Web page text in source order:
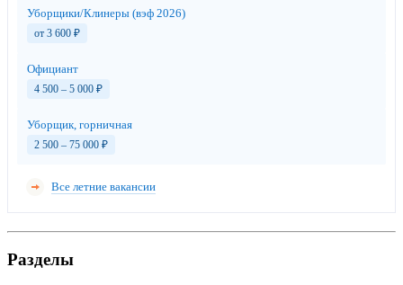
Уборщики/Клинеры (вэф 2026)
от 3 600 ₽
Официант
4 500 – 5 000 ₽
Уборщик, горничная
2 500 – 75 000 ₽
Все летние вакансии
Разделы